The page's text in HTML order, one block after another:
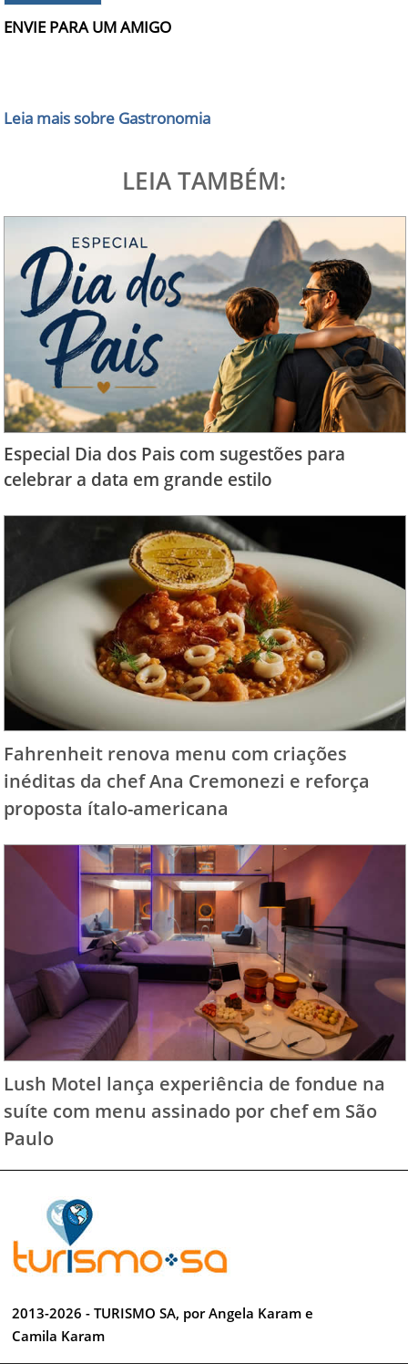
ENVIE PARA UM AMIGO
Leia mais sobre Gastronomia
LEIA TAMBÉM:
Especial Dia dos Pais com sugestões para
celebrar a data em grande estilo
Fahrenheit renova menu com criações
inéditas da chef Ana Cremonezi e reforça
proposta ítalo-americana
Lush Motel lança experiência de fondue na
suíte com menu assinado por chef em São
Paulo
2013-2026 - TURISMO SA, por Angela Karam e
Camila Karam